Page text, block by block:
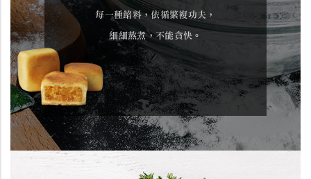
每一種餡料，依循繁複功夫，
細細熬煮，不能貪快。